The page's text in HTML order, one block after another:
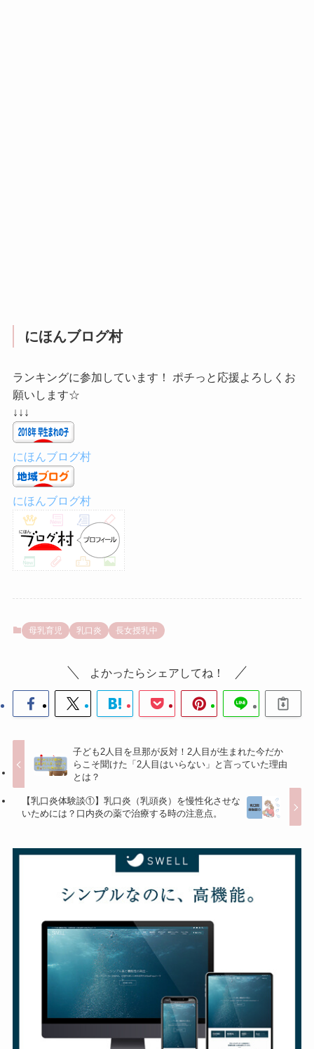
にほんブログ村
ランキングに参加しています！ ポチっと応援よろしくお
願いします☆
↓↓↓
にほんブログ村
にほんブログ村
母乳育児 乳口炎 長女授乳中
よかったらシェアしてね！
子ども2人目を旦那が反対！2人目が生まれた今だか
らこそ聞けた「2人目はいらない」と言っていた理由
とは？
【乳口炎体験談①】乳口炎（乳頭炎）を慢性化させな
いためには？口内炎の薬で治療する時の注意点。